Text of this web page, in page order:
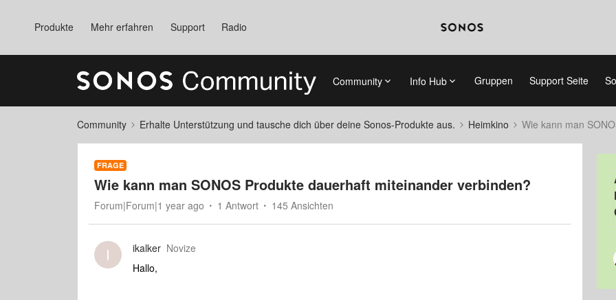
Produkte Mehr erfahren Support Radio
Community Info Hub Gruppen Support Seite
Community Erhalte Unterstützung und tausche dich über deine Sonos-Produkte aus. Heimkino Wie kann man
FRAGE
Wie kann man SONOS Produkte dauerhaft miteinander verbinden?
Forum|Forum|1 year ago 1 Antwort 145 Ansichten
I ikalker Novize
Hallo,